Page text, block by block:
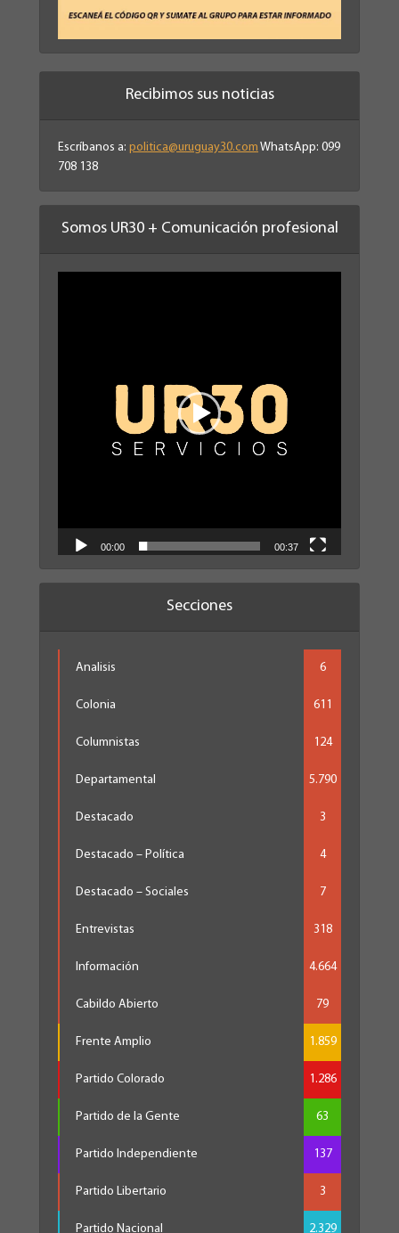
Recibimos sus noticias
Escríbanos a: politica@uruguay30.com WhatsApp: 099
708 138
Somos UR30 + Comunicación profesional
00:00 00:37
Secciones
Analisis 6
Colonia 611
Columnistas 124
Departamental 5.790
Destacado 3
Destacado – Política 4
Destacado – Sociales 7
Entrevistas 318
Información 4.664
Cabildo Abierto 79
Frente Amplio 1.859
Partido Colorado 1.286
Partido de la Gente 63
Partido Independiente 137
Partido Libertario 3
Partido Nacional 2.329